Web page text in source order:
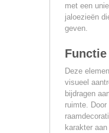
met een
jaloezieën
geven.
Deze
visueel
bijdragen
ruimte.
karakter